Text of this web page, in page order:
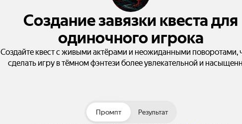
Создание завязки квеста для
одиночного игрока
Создайте квест с живыми актёрами и неожиданными поворотами,
сделать игру в тёмном фэнтези более увлекательной и
Промпт Результат